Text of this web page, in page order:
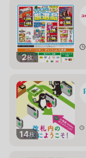
2枚
14枚